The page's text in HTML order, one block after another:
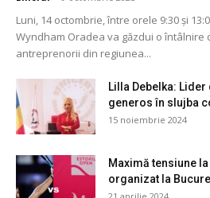
Luni, 14 octombrie, între orele 9:30 și
Wyndham Oradea va găzdui o întâlnire
antreprenorii din regiunea...
Lilla Debelka:
generos în slujba
15 noiembrie 2024
Maximă tensiune
organizat la